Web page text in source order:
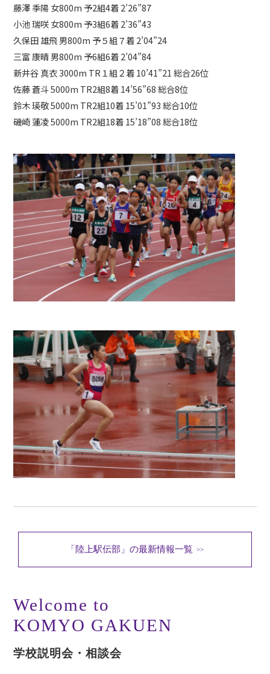
藤澤 季陽 女800m 予2組4着 2’26”87
小池 瑞咲 女800m 予3組6着 2’36”43
久保田 雄飛 男800m 予５組７着 2’04”24
三富 康晴 男800m 予6組6着 2’04”84
新井谷 真衣 3000m TR１組２着 10’41”21 総合26位
佐藤 蒼斗 5000m TR2組8着 14’56”68 総合8位
鈴木 瑛敬 5000m TR2組10着 15’01”93 総合10位
磯崎 蓮凌 5000m TR2組18着 15’18”08 総合18位
「陸上駅伝部」の最新情報一覧 >>
Welcome to
KOMYO GAKUEN
学校説明会・相談会
在校生・卒業生向け